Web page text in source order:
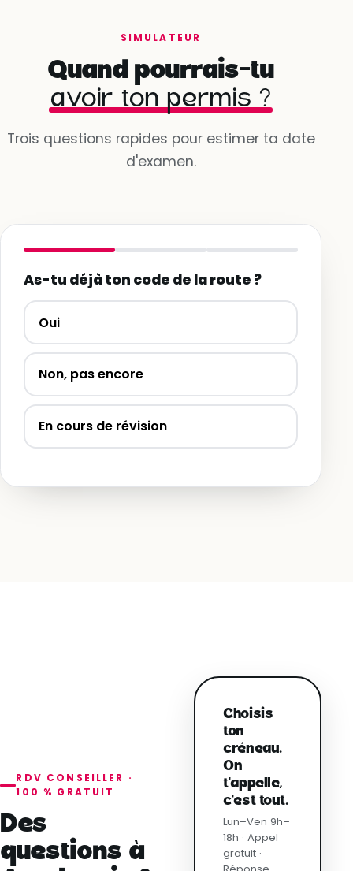
SIMULATEUR
Quand pourrais-tu
avoir ton permis ?
Trois questions rapides pour estimer ta date
d'examen.
As-tu déjà ton code de la route ?
Oui
Non, pas encore
En cours de révision
RDV CONSEILLER ·
100 % GRATUIT
Des
questions à
Choisis
ton
créneau.
On
t'appelle,
c'est tout.
Lun–Ven 9h–
18h · Appel
gratuit ·